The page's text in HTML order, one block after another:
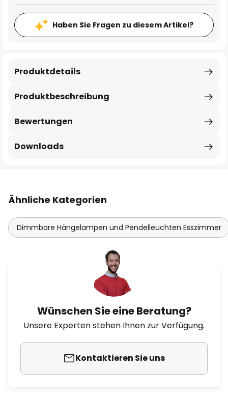
Haben Sie Fragen zu diesem Artikel?
Produktbeschreibung
Produktdetails
Bewertungen
Downloads
Ähnliche Kategorien
Dimmbare Hängelampen und Pendelleuchten Esszimmer
Wünschen Sie eine Beratung?
Unsere Experten stehen Ihnen zur Verfügung.
Kontaktieren Sie uns